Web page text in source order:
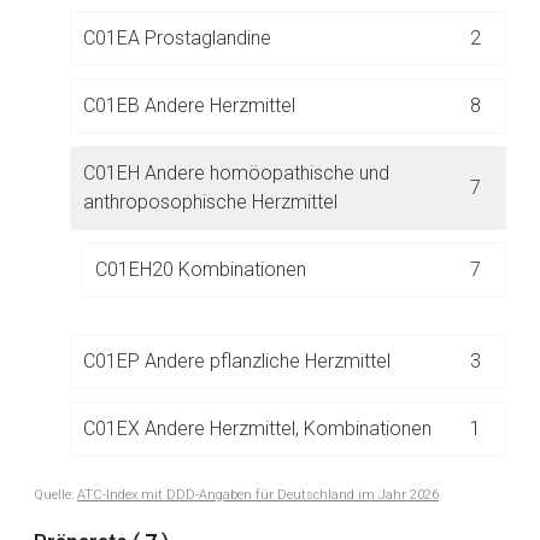
C01EA Prostaglandine 2
C01EB Andere Herzmittel 8
C01EH Andere homöopathische und
anthroposophische Herzmittel
7
C01EH20 Kombinationen 7
C01EP Andere pflanzliche Herzmittel 3
C01EX Andere Herzmittel, Kombinationen 1
Quelle: ATC-Index mit DDD-Angaben für Deutschland im Jahr 2026
Aufruf einer externen Seite
Betreiber verantwortlich. Ebenso gelten dort ggf. andere
Datenschutzbestimmungen.